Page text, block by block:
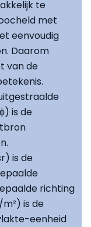
te
met
eenvoudig
Daarom
van de
is de
is de
richting
is de
eenheid